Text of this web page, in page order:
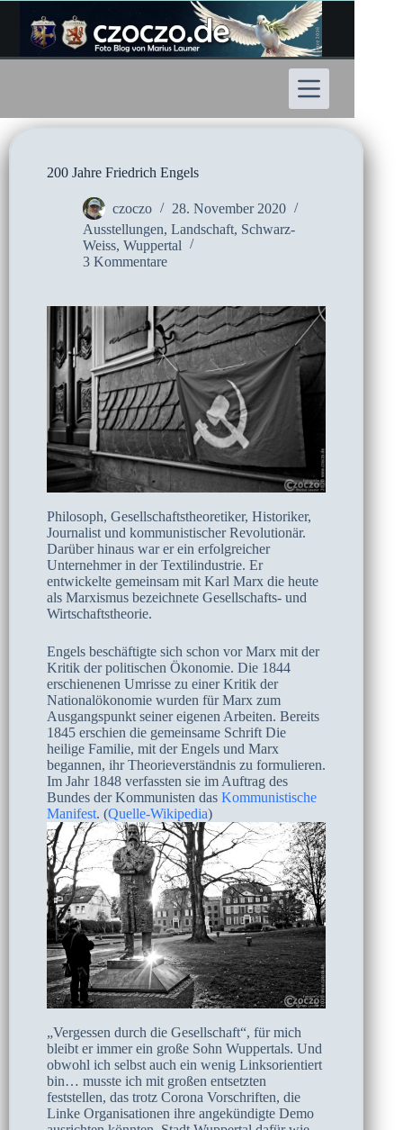
Inhalt
springen
200 Jahre Friedrich Engels
czoczo
28. November 2020
Ausstellungen, Landschaft, Schwarz-
Weiss, Wuppertal
3 Kommentare
Philosoph, Gesellschaftstheoretiker, Historiker,
Journalist und kommunistischer Revolutionär.
Darüber hinaus war er ein erfolgreicher
Unternehmer in der Textilindustrie. Er
entwickelte gemeinsam mit Karl Marx die heute
als Marxismus bezeichnete Gesellschafts- und
Wirtschaftstheorie.
Engels beschäftigte sich schon vor Marx mit der
Kritik der politischen Ökonomie. Die 1844
erschienenen Umrisse zu einer Kritik der
Nationalökonomie wurden für Marx zum
Ausgangspunkt seiner eigenen Arbeiten. Bereits
1845 erschien die gemeinsame Schrift Die
heilige Familie, mit der Engels und Marx
begannen, ihr Theorieverständnis zu formulieren.
Im Jahr 1848 verfassten sie im Auftrag des
Bundes der Kommunisten das Kommunistische
Manifest. (Quelle-Wikipedia)
„Vergessen durch die Gesellschaft“, für mich
bleibt er immer ein große Sohn Wuppertals. Und
obwohl ich selbst auch ein wenig Linksorientiert
bin… musste ich mit großen entsetzten
feststellen, das trotz Corona Vorschriften, die
Linke Organisationen ihre angekündigte Demo